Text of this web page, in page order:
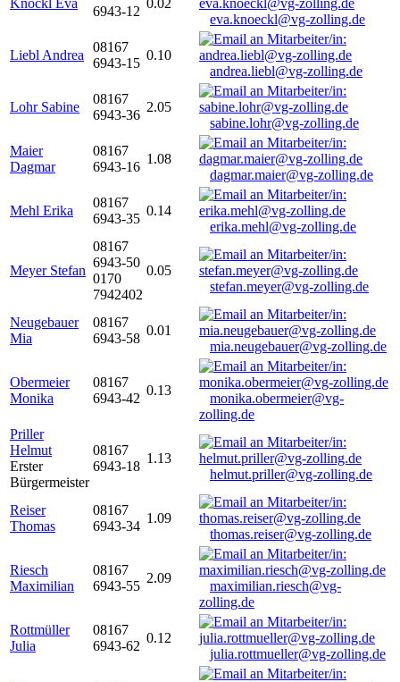
Knöckl Eva
6943-12
0.02
eva.knoeckl@vg-zolling.de
Liebl Andrea
08167
6943-15
0.10
andrea.liebl@vg-zolling.de
Lohr Sabine
08167
6943-36
2.05
sabine.lohr@vg-zolling.de
Maier
Dagmar
08167
6943-16
1.08
dagmar.maier@vg-zolling.de
Mehl Erika
08167
6943-35
0.14
erika.mehl@vg-zolling.de
Meyer Stefan
08167
6943-50
0170
7942402
0.05
stefan.meyer@vg-zolling.de
Neugebauer
Mia
08167
6943-58
0.01
mia.neugebauer@vg-zolling.de
Obermeier
Monika
08167
6943-42
0.13
monika.obermeier@vg-
zolling.de
Priller
Helmut
Erster
Bürgermeister
08167
6943-18
1.13
helmut.priller@vg-zolling.de
Reiser
Thomas
08167
6943-34
1.09
thomas.reiser@vg-zolling.de
Riesch
Maximilian
08167
6943-55
2.09
maximilian.riesch@vg-
zolling.de
Rottmüller
Julia
08167
6943-62
0.12
julia.rottmueller@vg-zolling.de